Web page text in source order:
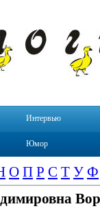
Интервью
Юмор
О П Р С Т У Ф